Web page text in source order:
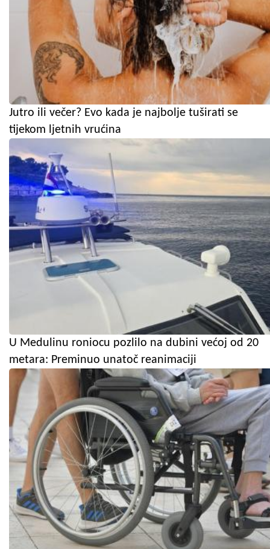
Jutro ili večer? Evo kada je najbolje tuširati se
tijekom ljetnih vrućina
U Medulinu roniocu pozlilo na dubini većoj od 20
metara: Preminuo unatoč reanimaciji